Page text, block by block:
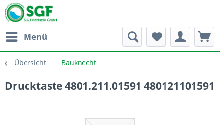
Menü
Übersicht Bauknecht
Drucktaste 4801.211.01591 480121101591